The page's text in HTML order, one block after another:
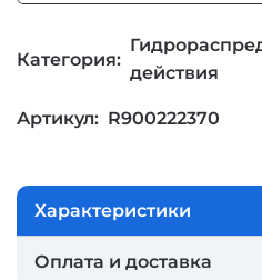
Категория:
действия
Артикул: R900222370
Характеристики
Оплата и доставка